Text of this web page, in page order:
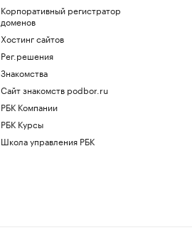
Корпоративный регистратор
доменов
Хостинг сайтов
Рег.решения
Знакомства
Сайт знакомств podbor.ru
РБК Компании
РБК Курсы
Школа управления РБК